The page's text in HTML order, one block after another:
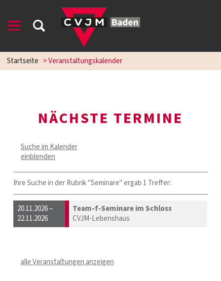
Startseite > Veranstaltungskalender
NÄCHSTE TERMINE
Suche im Kalender
einblenden
Ihre Suche in der Rubrik "Seminare" ergab 1 Treffer:
20.11.2026 –
22.11.2026
Team-f-Seminare im Schloss
CVJM-Lebenshaus
alle Veranstaltungen anzeigen